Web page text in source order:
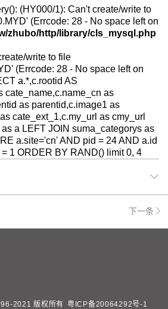
(HY000/1): Can't create/write to
(Errcode: 28 - No space left on
zhubo/http/library/cls_mysql.php
write to file
(Errcode: 28 - No space left on
a.*,c.rootid AS
cate_name,c.name_cn as
as parentid,c.image1 as
cate_ext_1,c.my_url as cmy_url
a LEFT JOIN suma_categorys as
a.site='cn' AND pid = 24 AND a.id
1 ORDER BY RAND() limit 0, 4
下一条
2021 版权所有 粤ICP备20064292号-1